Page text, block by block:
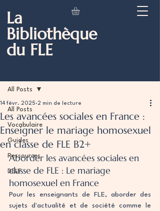
La
Bibliothèque
du FLE
All Posts
Vocabulaire
Guides
Ressources
DELF
All Posts
Les avancées sociales en France :
Enseigner le mariage homosexuel
en classe de FLE B2+
14 févr. 2025 2 min de lecture
Aborder les avancées sociales en
classe de FLE : Le mariage
homosexuel en France
Pour les enseignants de FLE, aborder des
sujets d'actualité et de société comme le